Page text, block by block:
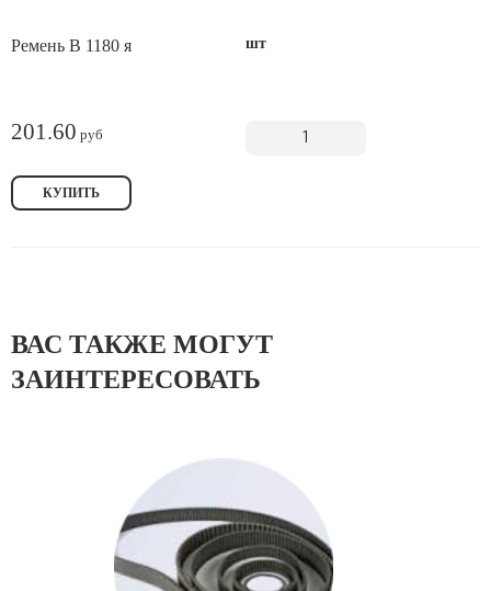
Ремень В 1180 я шт
201.60 руб
КУПИТЬ
ВАС ТАКЖЕ МОГУТ
ЗАИНТЕРЕСОВАТЬ